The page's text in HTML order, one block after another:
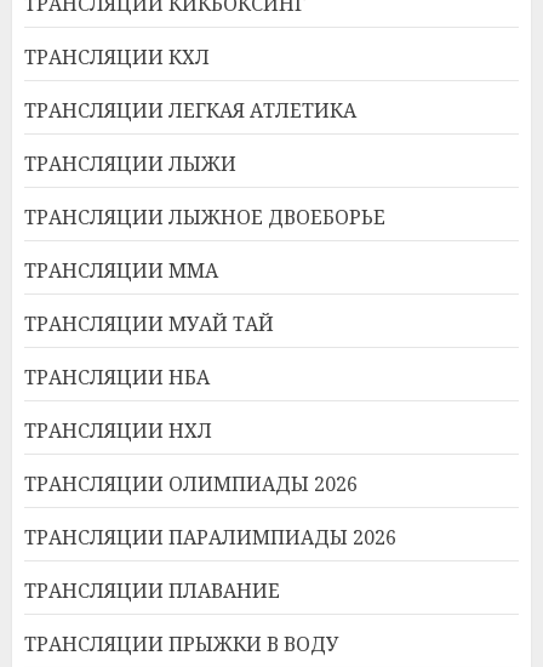
ТРАНСЛЯЦИИ КХЛ
ТРАНСЛЯЦИИ ЛЕГКАЯ АТЛЕТИКА
ТРАНСЛЯЦИИ ЛЫЖИ
ТРАНСЛЯЦИИ ЛЫЖНОЕ ДВОЕБОРЬЕ
ТРАНСЛЯЦИИ ММА
ТРАНСЛЯЦИИ МУАЙ ТАЙ
ТРАНСЛЯЦИИ НБА
ТРАНСЛЯЦИИ НХЛ
ТРАНСЛЯЦИИ ОЛИМПИАДЫ 2026
ТРАНСЛЯЦИИ ПАРАЛИМПИАДЫ 2026
ТРАНСЛЯЦИИ ПЛАВАНИЕ
ТРАНСЛЯЦИИ ПРЫЖКИ В ВОДУ